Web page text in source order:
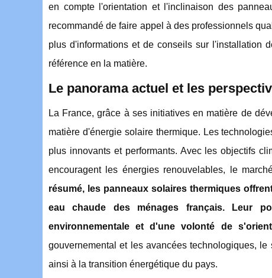
en compte l'orientation et l'inclinaison des
recommandé de faire appel à des professionnels
plus d'informations et de conseils sur l'installation
référence en la matière.
Le panorama actuel et les
La France, grâce à ses initiatives en matière de
matière d'énergie solaire thermique. Les
plus innovants et performants. Avec les objectifs
encouragent les énergies renouvelables, le
résumé, les panneaux solaires thermiques
eau chaude des ménages français. Leur
environnementale et d'une volonté de
gouvernemental et les avancées technologiques,
ainsi à la transition énergétique du pays.